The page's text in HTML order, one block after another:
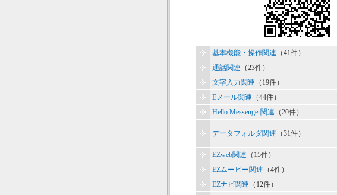
基本機能・操作関連 （41件）
通話関連 （23件）
文字入力関連 （19件）
Eメール関連 （44件）
Hello Messenger関連 （20件）
データフォルダ関連 （31件）
EZweb関連 （15件）
EZムービー関連 （4件）
EZナビ関連 （12件）